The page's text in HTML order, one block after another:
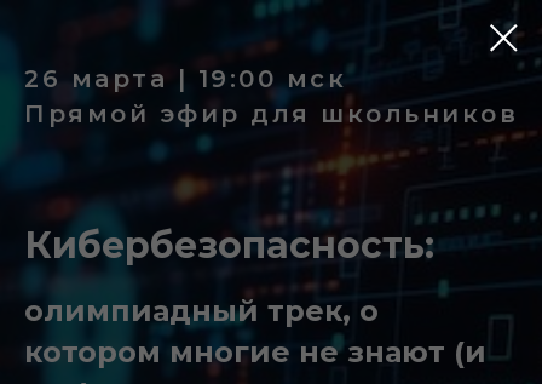
26 марта | 19:00 мск
Прямой эфир для школьников
Кибербезопасность:
олимпиадный трек, о
котором многие не знают (и